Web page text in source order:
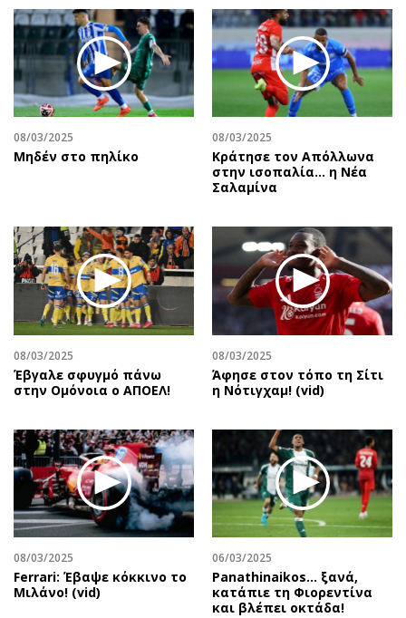
Οικονομική
Οικονομία
Real Estate
Επιχειρήσεις
Αγορές
Money Review
Ενέργεια
Ναυτιλία
Περιβάλλον
Ελλάδα
Κόσμος
Παράξενα
Πολιτισμός
Θέατρο-Χορός
Μουσική
Εικαστικά
Βιβλίο
Χειρόγραφα
Αφιερώματα
Πολιτική
Οικονομία
Γενικά
Αναδρομές
Πρόσωπα
Περιβάλλον
Γυναίκα
Showbiz
Ταξίδια
Συνταγές
Έξοδος
Media
Εκπομπές
Podcasts
Uncut
Προσφορές
Προσωπικότητες στην ''Κ''
Επιστολές
08/03/2025
Μηδέν στο πηλίκο
08/03/2025
Κράτησε τον Απόλλωνα
στην ισοπαλία… η Νέα
Σαλαμίνα
08/03/2025
Έβγαλε σφυγμό πάνω
στην Ομόνοια ο ΑΠΟΕΛ!
08/03/2025
Άφησε στον τόπο τη Σίτι
η Νότιγχαμ! (vid)
08/03/2025
Ferrari: Έβαψε κόκκινο το
Μιλάνο! (vid)
06/03/2025
Panathinaikos… ξανά,
κατάπιε τη Φιορεντίνα
και βλέπει οκτάδα!